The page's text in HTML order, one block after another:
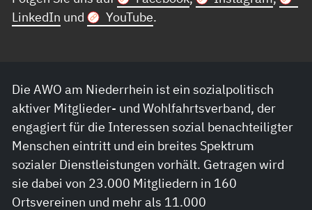
LinkedIn und YouTube.
Die AWO am Niederrhein ist ein sozialpolitisch
aktiver Mitglieder- und Wohlfahrtsverband, der
engagiert für die Interessen sozial benachteiligter
Menschen eintritt und ein breites Spektrum
sozialer Dienstleistungen vorhält. Getragen wird
sie dabei von 23.000 Mitgliedern in 160
Ortsvereinen und mehr als 11.000